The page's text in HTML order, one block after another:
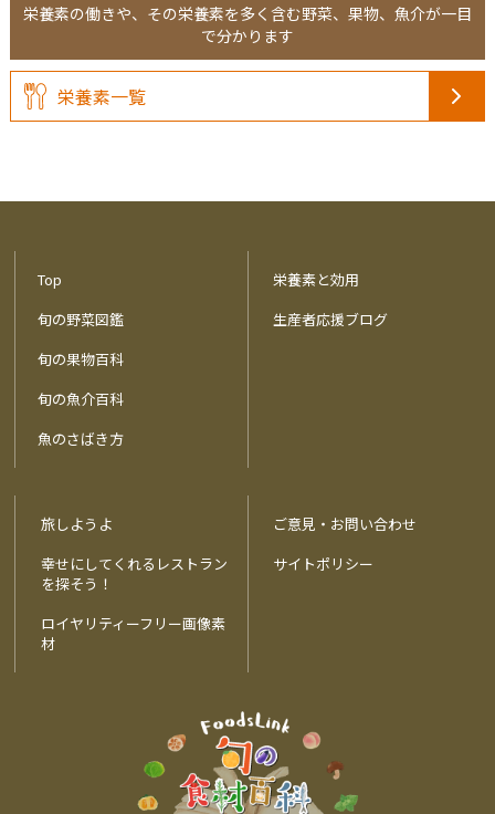
栄養素の働きや、その栄養素を多く含む野菜、果物、魚介が一目
で分かります
栄養素一覧
Top
旬の野菜図鑑
旬の果物百科
旬の魚介百科
魚のさばき方
栄養素と効用
生産者応援ブログ
旅しようよ
幸せにしてくれるレストラン
を探そう！
ロイヤリティーフリー画像素
材
ご意見・お問い合わせ
サイトポリシー